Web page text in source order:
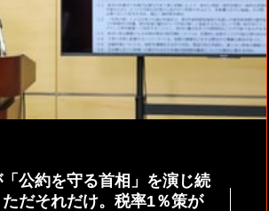
公約を守る首相」を演じ続
だそれだけ。税率1％策が